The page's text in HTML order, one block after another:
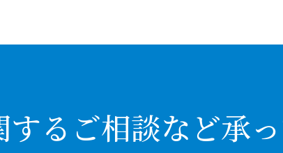
るご相談など承っ